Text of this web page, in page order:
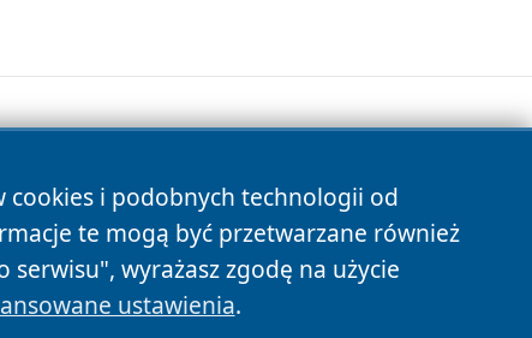
cookies i podobnych technologii od
te mogą być przetwarzane również
wyrażasz zgodę na użycie
ustawienia.